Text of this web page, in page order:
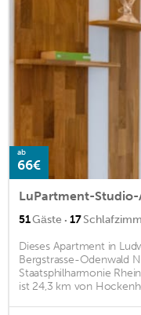
ab
66€
LuPartment-
51Gäste · 17
Dieses Apartment in
Bergstrasse-Odenwald
Staatsphilharmonie
ist 24,3 km von